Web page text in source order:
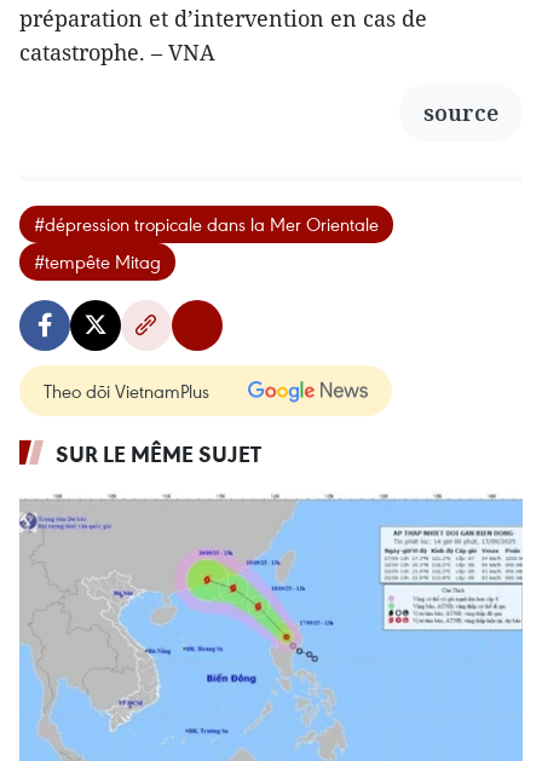
préparation et d’intervention en cas de
catastrophe. – VNA
source
#dépression tropicale dans la Mer Orientale
#tempête Mitag
Theo dõi VietnamPlus
SUR LE MÊME SUJET